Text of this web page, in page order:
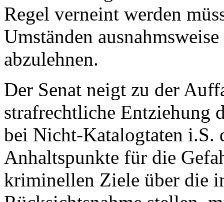
Regel verneint werden
Umständen
abzulehnen.
Der Senat neigt zu der
strafrechtliche Entziehung
bei Nicht-Katalogtaten i.S.
Anhaltspunkte für die
kriminellen Ziele über die